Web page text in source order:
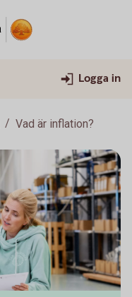
Logga in
Vad är inflation?